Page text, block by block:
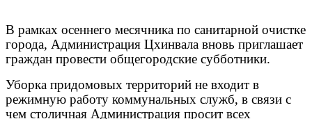
В рамках осеннего месячника по санитарной очистке
города, Администрация Цхинвала вновь приглашает
граждан провести общегородские субботники.
Уборка придомовых территорий не входит в
режимную работу коммунальных служб, в связи с
чем столичная Администрация просит всех